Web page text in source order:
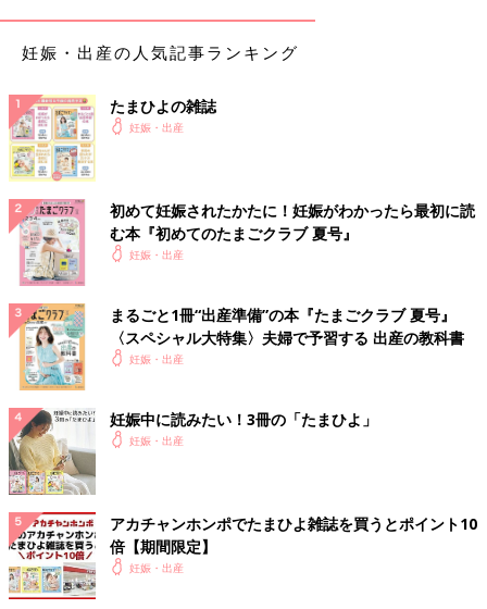
妊娠・出産の人気記事ランキング
たまひよの雑誌
妊娠・出産
初めて妊娠されたかたに！妊娠がわかったら最初に読
む本『初めてのたまごクラブ 夏号』
妊娠・出産
まるごと1冊“出産準備”の本『たまごクラブ 夏号』
〈スペシャル大特集〉夫婦で予習する 出産の教科書
妊娠・出産
妊娠中に読みたい！3冊の「たまひよ」
妊娠・出産
アカチャンホンポでたまひよ雑誌を買うとポイント10
倍【期間限定】
妊娠・出産